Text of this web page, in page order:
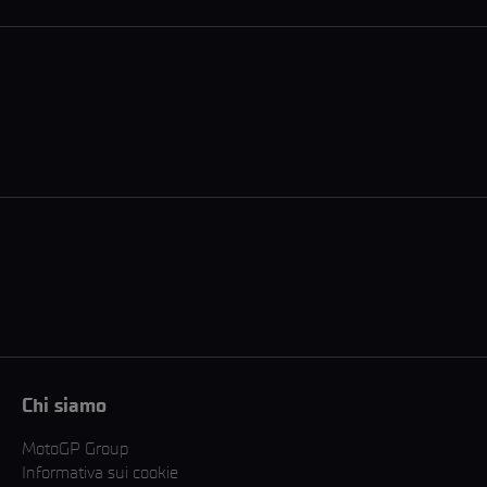
Chi siamo
MotoGP Group
Informativa sui cookie